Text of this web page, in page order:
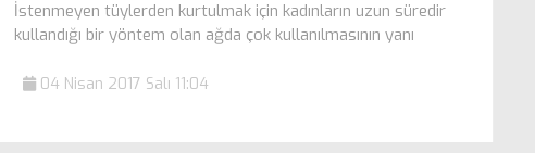
İstenmeyen tüylerden kurtulmak için kadınların uzun süredir
kullandığı bir yöntem olan ağda çok kullanılmasının yanı
04 Nisan 2017 Salı 11:04